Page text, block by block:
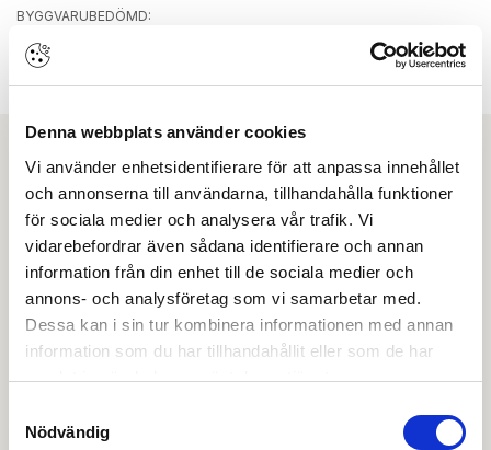
Denna webbplats använder cookies
Vi använder enhetsidentifierare för att anpassa innehållet
och annonserna till användarna, tillhandahålla funktioner
för sociala medier och analysera vår trafik. Vi
vidarebefordrar även sådana identifierare och annan
information från din enhet till de sociala medier och
annons- och analysföretag som vi samarbetar med.
Dessa kan i sin tur kombinera informationen med annan
information som du har tillhandahållit eller som de har
samlat in när du har använt deras tjänster.
Nödvändig
BYGGVARUBEDÖMD:
FÄRG/YTBEHANDLING:
Krom
Ladda ner
Produktbroschyr
OBS: Vi reserverar oss för att det kan finnas
uppdaterade dokument hos leverantören. Vi jobbar
löpande med att säkerställa att våra dokument är så
aktuella som möjligt.
Skapa konto